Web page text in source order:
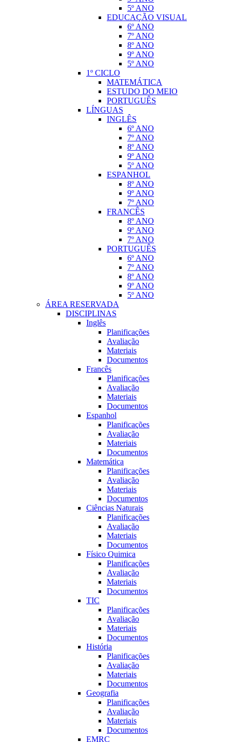
5º ANO
EDUCAÇÃO VISUAL
6º ANO
7º ANO
8º ANO
9º ANO
5º ANO
1º CICLO
MATEMÁTICA
ESTUDO DO MEIO
PORTUGUÊS
LÍNGUAS
INGLÊS
6º ANO
7º ANO
8º ANO
9º ANO
5º ANO
ESPANHOL
8º ANO
9º ANO
7º ANO
FRANCÊS
8º ANO
9º ANO
7º ANO
PORTUGUÊS
6º ANO
7º ANO
8º ANO
9º ANO
5º ANO
ÁREA RESERVADA
DISCIPLINAS
Inglês
Planificações
Avaliação
Materiais
Documentos
Francês
Planificações
Avaliação
Materiais
Documentos
Espanhol
Planificações
Avaliação
Materiais
Documentos
Matemática
Planificações
Avaliação
Materiais
Documentos
Ciências Naturais
Planificações
Avaliação
Materiais
Documentos
Fí­sico Quimica
Planificações
Avaliação
Materiais
Documentos
TIC
Planificações
Avaliação
Materiais
Documentos
História
Planificações
Avaliação
Materiais
Documentos
Geografia
Planificações
Avaliação
Materiais
Documentos
EMRC